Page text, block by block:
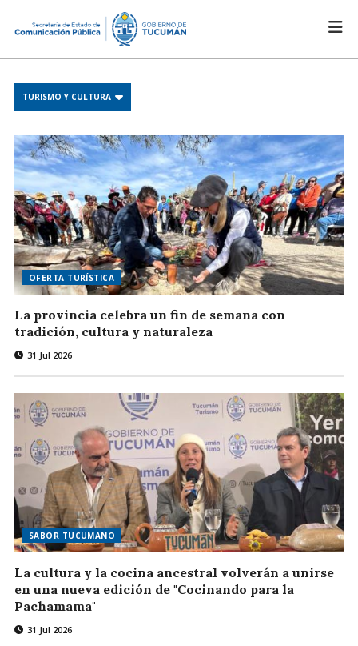
TURISMO Y CULTURA
OFERTA TURÍSTICA
La provincia celebra un fin de semana con
tradición, cultura y naturaleza
31 Jul 2026
SABOR TUCUMANO
La cultura y la cocina ancestral volverán a unirse
en una nueva edición de "Cocinando para la
Pachamama"
31 Jul 2026